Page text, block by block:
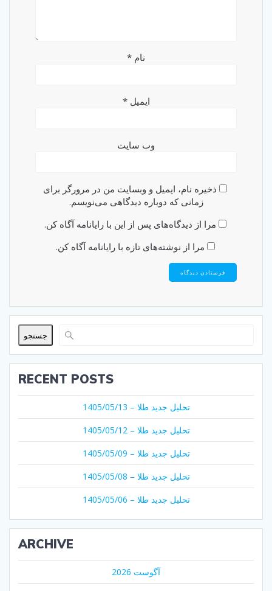
نام *
ایمیل*
وب‌ سایت
ذخیره نام، ایمیل و وبسایت من در مرورگر برای
زمانی که دوباره دیدگاهی می‌نویسم.
مرا از دیدگاه‌های پس از این با رایانامه آگاه کن.
مرا از نوشته‌های تازه با رایانامه آگاه کن.
جستجو
RECENT POSTS
تحلیل جدید طلا – 1405/05/13
تحلیل جدید طلا – 1405/05/12
تحلیل جدید طلا – 1405/05/09
تحلیل جدید طلا – 1405/05/08
تحلیل جدید طلا – 1405/05/06
ARCHIVE
آگوست 2026